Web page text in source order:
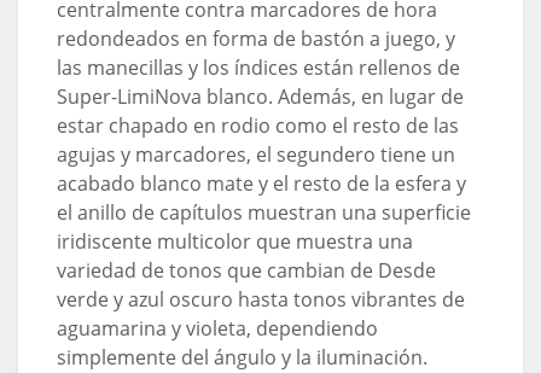
centralmente contra marcadores de hora
redondeados en forma de bastón a juego, y
las manecillas y los índices están rellenos de
Super-LimiNova blanco. Además, en lugar de
estar chapado en rodio como el resto de las
agujas y marcadores, el segundero tiene un
acabado blanco mate y el resto de la esfera y
el anillo de capítulos muestran una superficie
iridiscente multicolor que muestra una
variedad de tonos que cambian de Desde
verde y azul oscuro hasta tonos vibrantes de
aguamarina y violeta, dependiendo
simplemente del ángulo y la iluminación.